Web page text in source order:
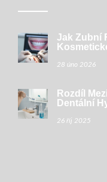
Jak Zubní
28 úno 2026
Rozdíl
Dentální
26 říj 2025